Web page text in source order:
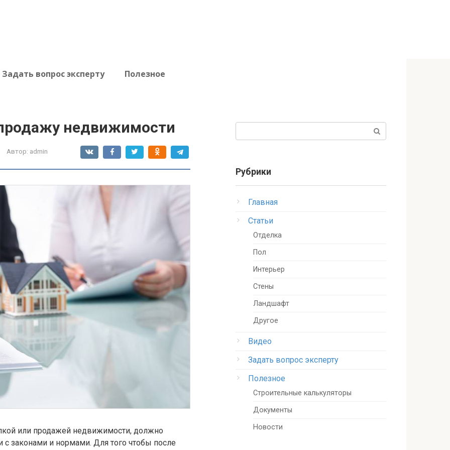
Задать вопрос эксперту Полезное
недвижимости
Автор: admin
или продажей недвижимости, должно
с законами и нормами. Для того чтобы после
Рубрики
Главная
Статьи
Отделка
Пол
Интерьер
Стены
Ландшафт
Другое
Видео
Задать вопрос эксперту
Полезное
Строительные калькуляторы
Документы
Новости